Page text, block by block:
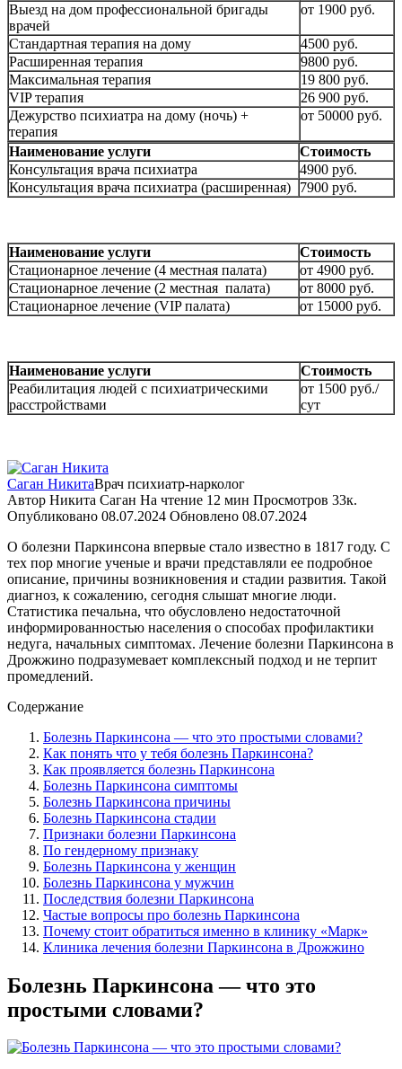
Выезд на дом профессиональной бригады
врачей
от 1900 руб.
Стандартная терапия на дому
4500 руб.
Расширенная терапия
9800 руб.
Максимальная терапия
19 800 руб.
VIP терапия
26 900 руб.
Дежурство психиатра на дому (ночь) +
терапия
от 50000 руб.
Наименование услуги
Стоимость
Консультация врача психиатра
4900 руб.
Консультация врача психиатра (расширенная)
7900 руб.
Наименование услуги
Стоимость
Стационарное лечение (4 местная палата)
от 4900 руб.
Стационарное лечение (2 местная палата)
от 8000 руб.
Стационарное лечение (VIP палата)
от 15000 руб.
Наименование услуги
Стоимость
Реабилитация людей с психиатрическими
расстройствами
от 1500 руб./
сут
Саган НикитаВрач психиатр-нарколог
Автор Никита Саган На чтение 12 мин Просмотров 33к.
Опубликовано 08.07.2024 Обновлено 08.07.2024
О болезни Паркинсона впервые стало известно в 1817 году. С
тех пор многие ученые и врачи представляли ее подробное
описание, причины возникновения и стадии развития. Такой
диагноз, к сожалению, сегодня слышат многие люди.
Статистика печальна, что обусловлено недостаточной
информированностью населения о способах профилактики
недуга, начальных симптомах. Лечение болезни Паркинсона в
Дрожжино подразумевает комплексный подход и не терпит
промедлений.
Содержание
Болезнь Паркинсона — что это простыми словами?
Как понять что у тебя болезнь Паркинсона?
Как проявляется болезнь Паркинсона
Болезнь Паркинсона симптомы
Болезнь Паркинсона причины
Болезнь Паркинсона стадии
Признаки болезни Паркинсона
По гендерному признаку
Болезнь Паркинсона у женщин
Болезнь Паркинсона у мужчин
Последствия болезни Паркинсона
Частые вопросы про болезнь Паркинсона
Почему стоит обратиться именно в клинику «Марк»
Клиника лечения болезни Паркинсона в Дрожжино
Болезнь Паркинсона — что это
простыми словами?